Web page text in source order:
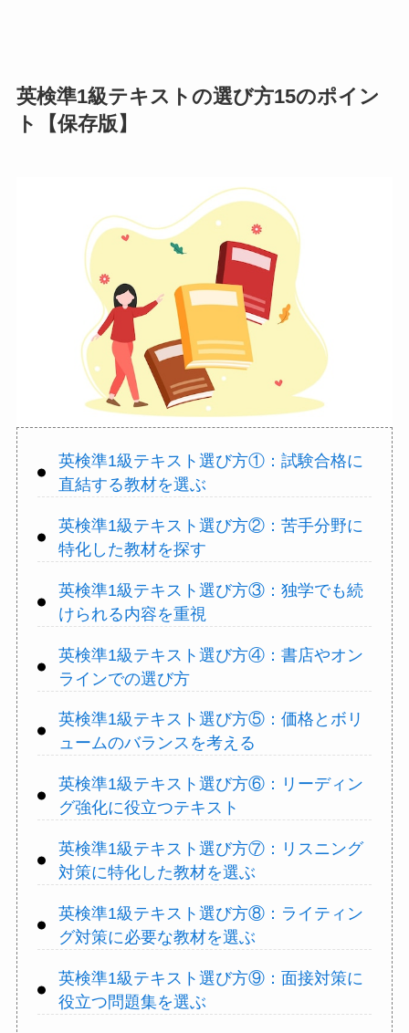
英検準1級テキストの選び方15のポイン
ト【保存版】
英検準1級テキスト選び方①：試験合格に
直結する教材を選ぶ
英検準1級テキスト選び方②：苦手分野に
特化した教材を探す
英検準1級テキスト選び方③：独学でも続
けられる内容を重視
英検準1級テキスト選び方④：書店やオン
ラインでの選び方
英検準1級テキスト選び方⑤：価格とボリ
ュームのバランスを考える
英検準1級テキスト選び方⑥：リーディン
グ強化に役立つテキスト
英検準1級テキスト選び方⑦：リスニング
対策に特化した教材を選ぶ
英検準1級テキスト選び方⑧：ライティン
グ対策に必要な教材を選ぶ
英検準1級テキスト選び方⑨：面接対策に
役立つ問題集を選ぶ